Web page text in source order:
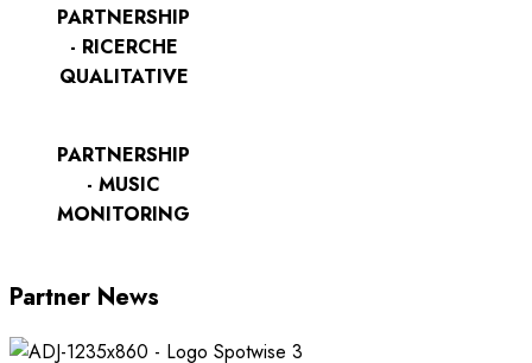
PARTNERSHIP
- RICERCHE
QUALITATIVE
PARTNERSHIP
- MUSIC
MONITORING
Partner News